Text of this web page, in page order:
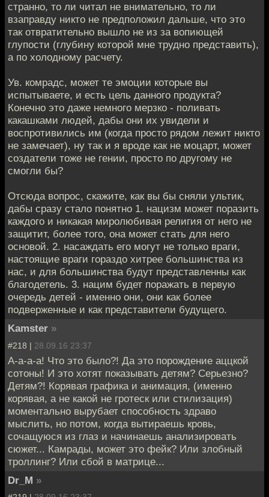
странно, то ли читал не внимательно, то ли
взаправду никто не предположил дальше, что это
так отвратительно вышло не из за вопиющей
глупости (глубину которой мне трудно представить),
а по холодному расчету.
Ув. комрадс, может те эмоции которые вы
испытываете, и есть цель данного продукта?
Конечно это даже немного мерзко - поливать
какашками людей, дабы они их увидели и
воспротивились им (когда просто рядом лежит никто
не замечает), ну так и я вроде как не моцарт, может
создатели тоже не гении, просто по другому не
смогли бы?
Отсюда вопрос, скажите, как вы бы сняли ультик,
дабы сразу стало понятно 1. нацизм может поразить
каждого и никакая миролюбивая религия от него не
защитит, более того, она может стать для него
основой. 2. насаждать его могут не только враги,
настоящие враги гораздо хитрее большинства из
нас, и для большинства будут представленны как
благодетель. 3. нацим будет поражать в первую
очередь детей - именно они, они как более
подверженные и как представители будущего.
Kamster »
#218 | 28.09.16 23:37
А-а-а-а! Что это было?! Да это порождение аццкой
сотоны! И это хотят показывать детям? Серьезно?
Детям?! Корявая графика и анимация, (именно
корявая, а не какой не гротеск или стилизация)
моментально вырубает способность здраво
мыслить, но потом, когда вытираешь кровь,
сочащуюся из глаз и начинаешь анализировать
сюжет... Камрады, может это фейк? Или злобный
троллинг? Или сбой в матрице...
Dr_M »